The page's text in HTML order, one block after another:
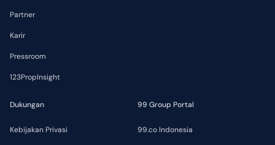
Partner
Karir
Pressroom
123PropInsight
Dukungan
Kebijakan Privasi
99 Group Portal
99.co Indonesia